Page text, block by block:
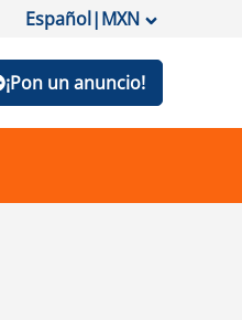
Español|MXN
¡Pon un anuncio!